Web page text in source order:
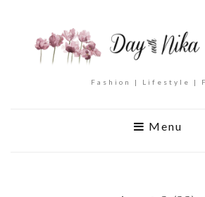
Fashion | Lifestyle |
Menu